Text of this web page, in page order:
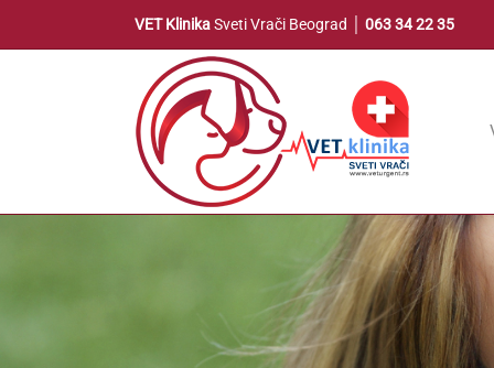
content
VET KlinikaSveti Vrači Beograd │ 063 34 22 35